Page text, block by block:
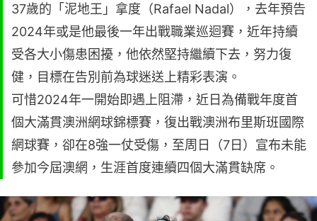
37歲的「泥地王」拿度（Rafael Nadal），去年預告
2024年或是他最後一年出戰職業巡迴賽，近年持續
受各大小傷患困擾，他依然堅持繼續下去，努力復
健，目標在告別前為球迷送上精彩表演。
可惜2024年一開始即遇上阻滯，近日為備戰年度首
個大滿貫澳洲網球錦標賽，復出戰澳洲布里斯班國際
網球賽，卻在8強一仗受傷，至周日（7日）宣布未能
參加今屆澳網，生涯首度連續四個大滿貫缺席。